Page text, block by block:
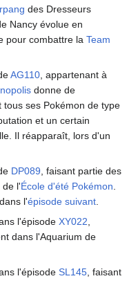
des Dresseurs
Nancy évolue en
pour combattre la Team
AG110 , appartenant à
donne de
ses Pokémon de type
et un certain
Il réapparaît, lors d'un
DP089 , faisant partie des
de l'École d'été Pokémon
l'épisode suivant
l'épisode XY022
dans l'Aquarium de
l'épisode SL145 , faisant